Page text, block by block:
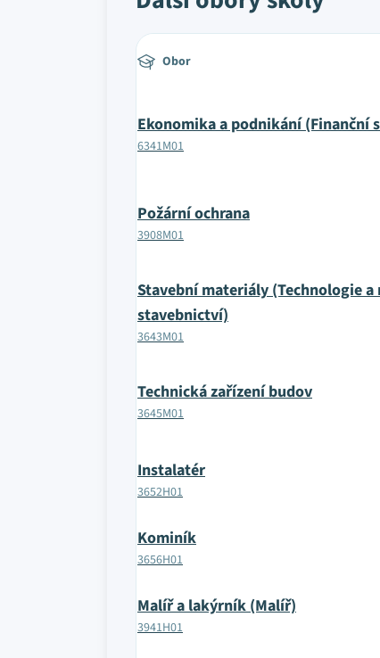
Obor
Ekonomika a podnikání (Finanční
6341M01
Požární ochrana
3908M01
Stavební materiály (Technologie
stavebnictví)
3643M01
Technická zařízení budov
3645M01
Instalatér
3652H01
Kominík
3656H01
Malíř a lakýrník (Malíř)
3941H01